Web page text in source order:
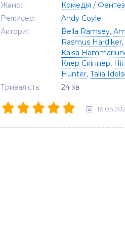
Жанр:
Комедія /
Режисер:
Andy Coyle
Актори:
Bella Ramsey,
Rasmus Hardiker,
Kaisa
Клер Скіннер,
Hunter, Talia
Тривалість:
24 хв